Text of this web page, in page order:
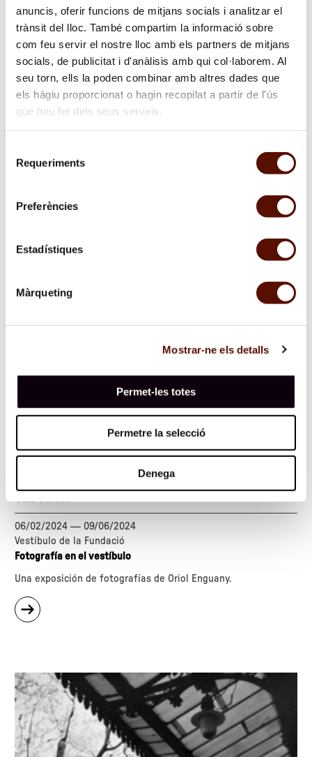
anuncis, oferir funcions de mitjans socials i analitzar el
trànsit del lloc. També compartim la informació sobre
com feu servir el nostre lloc amb els partners de mitjans
socials, de publicitat i d'anàlisis amb qui col·laborem. Al
seu torn, ells la poden combinar amb altres dades que
els hàgiu proporcionat o hagin recopilat a partir de l'ús
que heu fet dels seus serveis.
Requeriments
Preferències
Estadístiques
Màrqueting
Mostrar-ne els detalls
Permet-les totes
Permetre la selecció
Denega
de Alexander Calder a Mont-roig del Camp
"De
cuando
el
circo
llegó
Mont-
Can Coriol
06/02/2024 — 09/06/2024
Vestíbulo de la Fundació
Fotografía en el vestíbulo
Una exposición de fotografías de Oriol Enguany.